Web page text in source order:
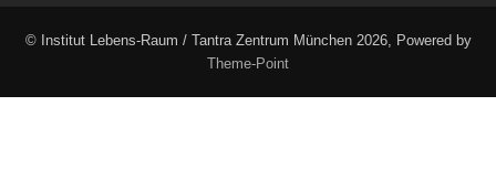
© Institut Lebens-Raum / Tantra Zentrum München 2026, Powered by
Theme-Point